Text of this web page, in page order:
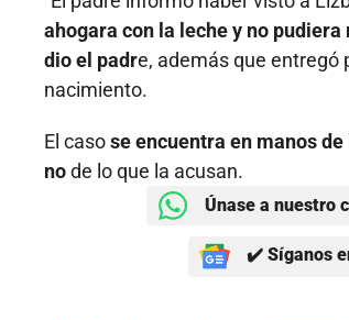
ahogara con la leche y no
dio el padre, además que entregó
nacimiento.
El casose encuentra en manos
node lo que la acusan.
Únase a nuestro
✔️ Síganos